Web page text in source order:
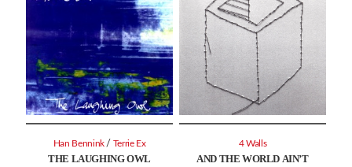
THE LAUGHING OWL
Han Bennink / Terrie Ex
AND THE WORLD AIN’T
4 Walls